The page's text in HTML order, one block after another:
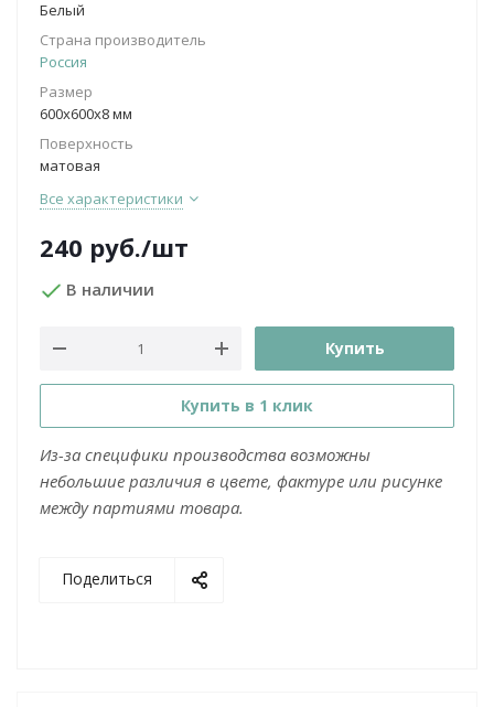
Белый
Страна производитель
Россия
Размер
600х600х8 мм
Поверхность
матовая
Все характеристики
240 руб./шт
В наличии
Купить
Купить в 1 клик
Из-за специфики производства возможны
небольшие различия в цвете, фактуре или рисунке
между партиями товара.
Поделиться